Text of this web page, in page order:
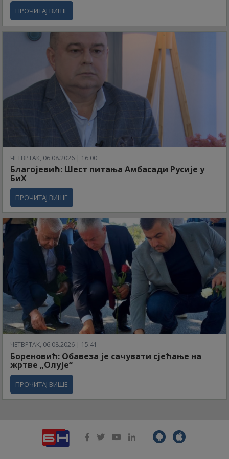
ПРОЧИТАЈ ВИШЕ
ЧЕТВРТАК, 06.08.2026 | 16:00
Благојевић: Шест питања Амбасади Русије у
БиХ
ПРОЧИТАЈ ВИШЕ
ЧЕТВРТАК, 06.08.2026 | 15:41
Бореновић: Обавеза је сачувати сјећање на
жртве „Олује“
ПРОЧИТАЈ ВИШЕ